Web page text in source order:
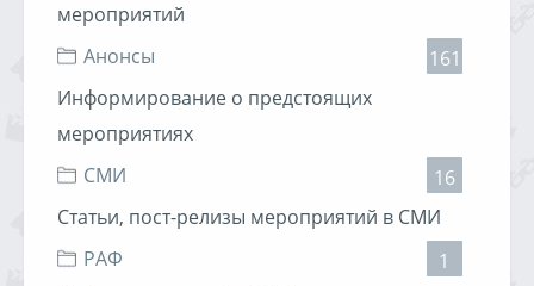
мероприятий
Анонсы
161
Информирование о предстоящих
мероприятиях
СМИ
16
Статьи, пост-релизы мероприятий в СМИ
РАФ
1